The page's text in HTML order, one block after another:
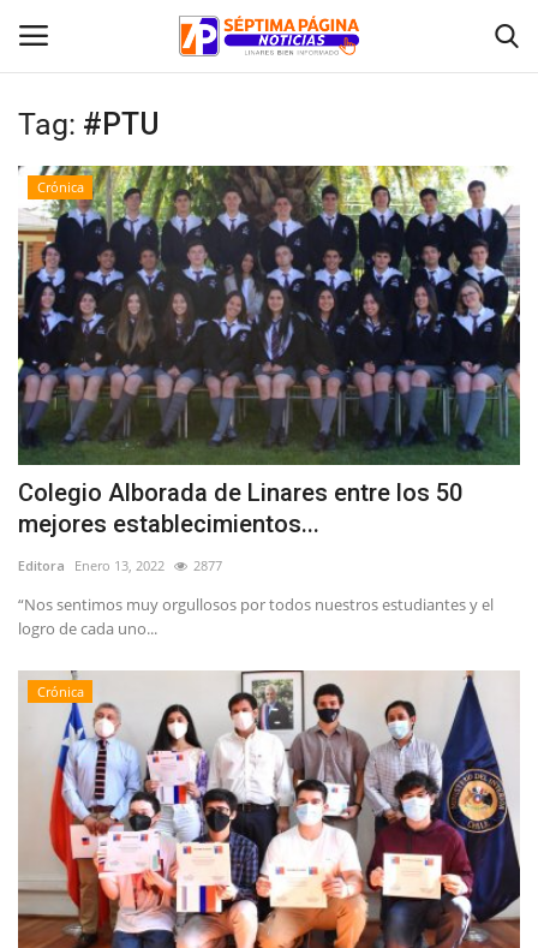
Inicio
Crónica
Policial
Tribunales
Deporte
Política
Espectáculos
Tag: #PTU
Crónica
Colegio Alborada de Linares entre los 50
mejores establecimientos...
Editora Enero 13, 2022 2877
“Nos sentimos muy orgullosos por todos nuestros estudiantes y el
logro de cada uno...
Crónica